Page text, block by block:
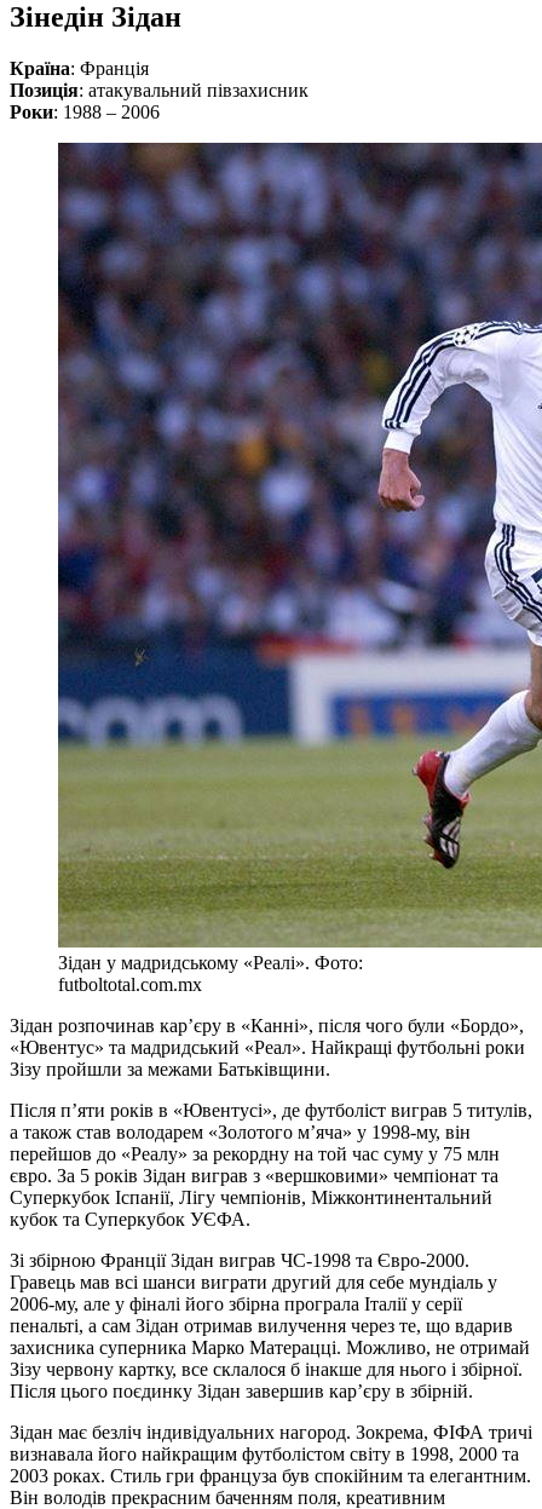
Зінедін Зідан
Країна: Франція
Позиція: атакувальний півзахисник
Роки: 1988 – 2006
Зідан у мадридському «Реалі». Фото:
futboltotal.com.mx
Зідан розпочинав кар’єру в «Канні», після чого були «Бордо»,
«Ювентус» та мадридський «Реал». Найкращі футбольні роки
Зізу пройшли за межами Батьківщини.
Після п’яти років в «Ювентусі», де футболіст виграв 5 титулів,
а також став володарем «Золотого м’яча» у 1998-му, він
перейшов до «Реалу» за рекордну на той час суму у 75 млн
євро. За 5 років Зідан виграв з «вершковими» чемпіонат та
Суперкубок Іспанії, Лігу чемпіонів, Міжконтинентальний
кубок та Суперкубок УЄФА.
Зі збірною Франції Зідан виграв ЧС-1998 та Євро-2000.
Гравець мав всі шанси виграти другий для себе мундіаль у
2006-му, але у фіналі його збірна програла Італії у серії
пенальті, а сам Зідан отримав вилучення через те, що вдарив
захисника суперника Марко Матерацці. Можливо, не отримай
Зізу червону картку, все склалося б інакше для нього і збірної.
Після цього поєдинку Зідан завершив кар’єру в збірній.
Зідан має безліч індивідуальних нагород. Зокрема, ФІФА тричі
визнавала його найкращим футболістом світу в 1998, 2000 та
2003 роках. Стиль гри француза був спокійним та елегантним.
Він володів прекрасним баченням поля, креативним